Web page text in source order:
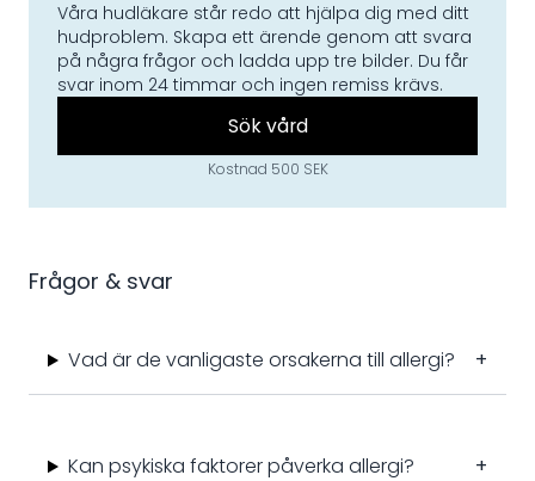
Våra hudläkare står redo att hjälpa dig med ditt
hudproblem. Skapa ett ärende genom att svara
på några frågor och ladda upp tre bilder. Du får
svar inom 24 timmar och ingen remiss krävs.
Sök vård
Kostnad 500 SEK
Frågor & svar
Vad är de vanligaste orsakerna till allergi? +
Kan psykiska faktorer påverka allergi? +